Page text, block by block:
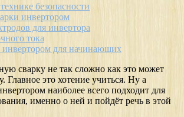
безопасности
инвертором
для инвертора
тока
инвертором для начинающих
сварку не так сложно как это может
Главное это хотение учиться. Ну а
наиболее всего подходит для
именно о ней и пойдёт речь в этой